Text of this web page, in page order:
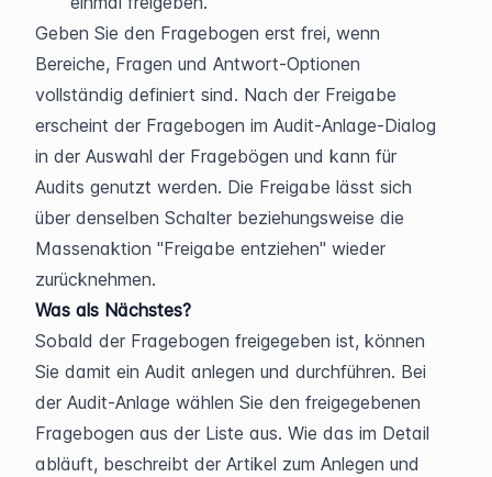
Geben Sie den Fragebogen erst frei, wenn
Bereiche, Fragen und Antwort-Optionen
vollständig definiert sind. Nach der Freigabe
erscheint der Fragebogen im Audit-Anlage-Dialog
in der Auswahl der Fragebögen und kann für
Audits genutzt werden. Die Freigabe lässt sich
über denselben Schalter beziehungsweise die
Massenaktion "Freigabe entziehen" wieder
zurücknehmen.
Was als Nächstes?
Sobald der Fragebogen freigegeben ist, können
Sie damit ein Audit anlegen und durchführen. Bei
der Audit-Anlage wählen Sie den freigegebenen
Fragebogen aus der Liste aus. Wie das im Detail
abläuft, beschreibt der Artikel zum Anlegen und